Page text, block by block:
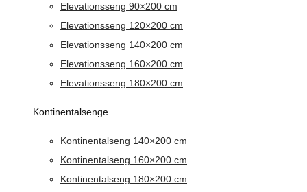
Elevationsseng 90×200 cm
Elevationsseng 120×200 cm
Elevationsseng 140×200 cm
Elevationsseng 160×200 cm
Elevationsseng 180×200 cm
Kontinentalsenge
Kontinentalseng 140×200 cm
Kontinentalseng 160×200 cm
Kontinentalseng 180×200 cm